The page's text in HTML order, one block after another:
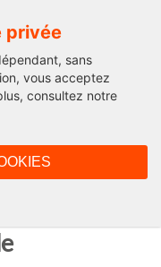
privée
sans
vous acceptez
consultez notre